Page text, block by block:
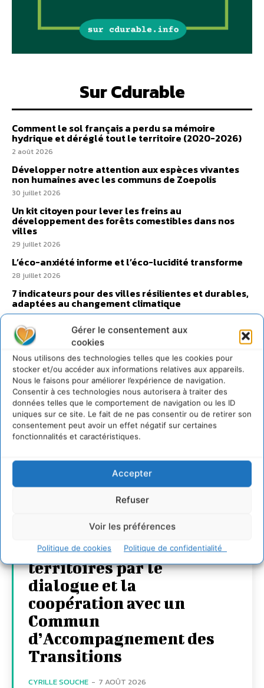
Gérer le consentement aux
cookies
Nous utilisons des technologies telles que les cookies pour
stocker et/ou accéder aux informations relatives aux appareils.
Nous le faisons pour améliorer l’expérience de navigation.
Consentir à ces technologies nous autorisera à traiter des
données telles que le comportement de navigation ou les ID
uniques sur ce site. Le fait de ne pas consentir ou de retirer son
consentement peut avoir un effet négatif sur certaines
fonctionnalités et caractéristiques.
Accepter
Refuser
Voir les préférences
Politique de cookies Politique de confidentialité
Sur Cdurable
Comment le sol français a perdu sa mémoire
hydrique et déréglé tout le territoire (2020-2026)
2 août 2026
Développer notre attention aux espèces vivantes
non humaines avec les communs de Zoepolis
30 juillet 2026
Un kit citoyen pour lever les freins au
développement des forêts comestibles dans nos
villes
29 juillet 2026
L’éco-anxiété informe et l’éco-lucidité transforme
28 juillet 2026
7 indicateurs pour des villes résilientes et durables,
adaptées au changement climatique
27 juillet 2026
Transformer les
territoires par le
dialogue et la
coopération avec un
Commun
d’Accompagnement des
Transitions
CYRILLE SOUCHE - 7 AOÛT 2026